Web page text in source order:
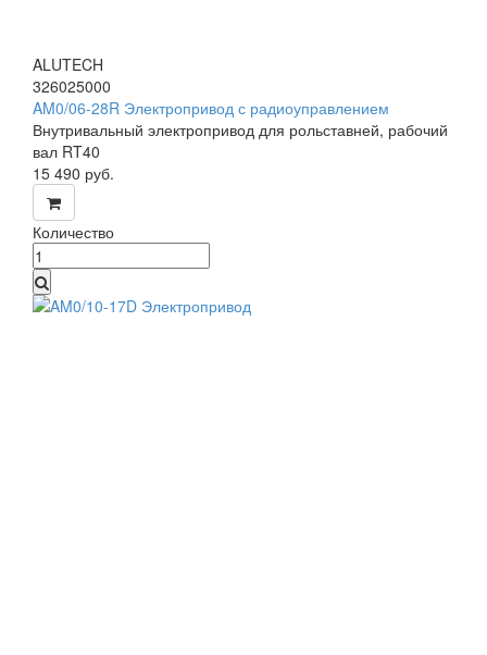
ALUTECH
326025000
AM0/06-28R Электропривод с радиоуправлением
Внутривальный электропривод для рольставней, рабочий
вал RT40
15 490 руб.
Количество